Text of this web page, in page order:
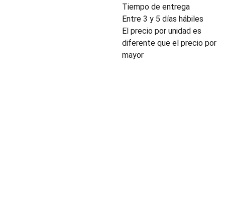
Tiempo de entrega
Entre 3 y 5 días hábiles
El precio por unidad es
diferente que el precio por
mayor